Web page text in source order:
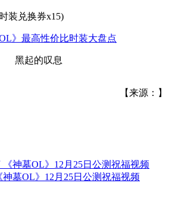
装兑换券x15)
黑起的叹息
【来源：】
墓OL》12月25日公测祝福视频